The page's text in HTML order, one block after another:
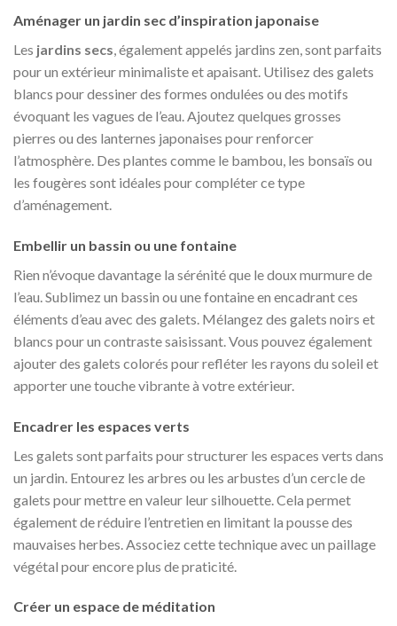
Aménager un jardin sec d’inspiration japonaise
Les jardins secs, également appelés jardins zen, sont parfaits
pour un extérieur minimaliste et apaisant. Utilisez des galets
blancs pour dessiner des formes ondulées ou des motifs
évoquant les vagues de l’eau. Ajoutez quelques grosses
pierres ou des lanternes japonaises pour renforcer
l’atmosphère. Des plantes comme le bambou, les bonsaïs ou
les fougères sont idéales pour compléter ce type
d’aménagement.
Embellir un bassin ou une fontaine
Rien n’évoque davantage la sérénité que le doux murmure de
l’eau. Sublimez un bassin ou une fontaine en encadrant ces
éléments d’eau avec des galets. Mélangez des galets noirs et
blancs pour un contraste saisissant. Vous pouvez également
ajouter des galets colorés pour refléter les rayons du soleil et
apporter une touche vibrante à votre extérieur.
Encadrer les espaces verts
Les galets sont parfaits pour structurer les espaces verts dans
un jardin. Entourez les arbres ou les arbustes d’un cercle de
galets pour mettre en valeur leur silhouette. Cela permet
également de réduire l’entretien en limitant la pousse des
mauvaises herbes. Associez cette technique avec un paillage
végétal pour encore plus de praticité.
Créer un espace de méditation